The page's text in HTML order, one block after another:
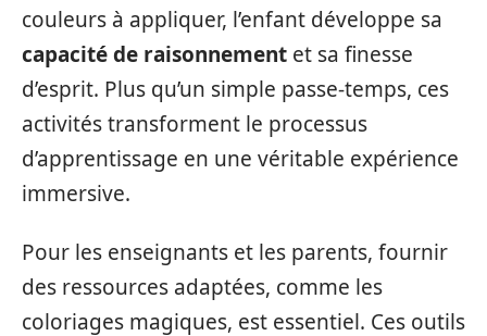
couleurs à appliquer, l’enfant développe sa
capacité de raisonnement et sa finesse
d’esprit. Plus qu’un simple passe-temps, ces
activités transforment le processus
d’apprentissage en une véritable expérience
immersive.
Pour les enseignants et les parents, fournir
des ressources adaptées, comme les
coloriages magiques, est essentiel. Ces outils